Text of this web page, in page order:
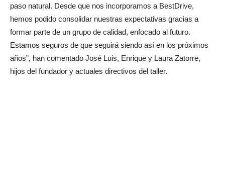
paso natural. Desde que nos incorporamos a BestDrive,
hemos podido consolidar nuestras expectativas gracias a
formar parte de un grupo de calidad, enfocado al futuro.
Estamos seguros de que seguirá siendo así en los próximos
años”, han comentado José Luis, Enrique y Laura Zatorre,
hijos del fundador y actuales directivos del taller.